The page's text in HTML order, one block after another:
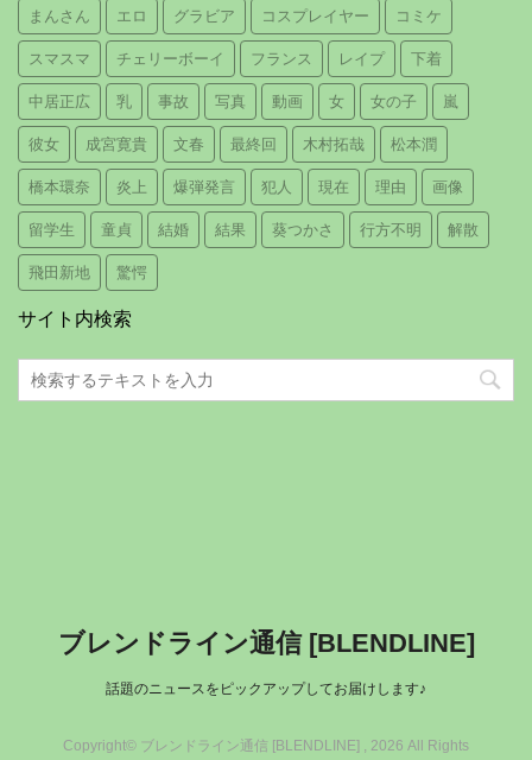
まんさん エロ グラビア コスプレイヤー コミケ
スマスマ チェリーボーイ フランス レイプ 下着
中居正広 乳 事故 写真 動画 女 女の子 嵐
彼女 成宮寛貴 文春 最終回 木村拓哉 松本潤
橋本環奈 炎上 爆弾発言 犯人 現在 理由 画像
留学生 童貞 結婚 結果 葵つかさ 行方不明 解散
飛田新地 驚愕
サイト内検索
ブレンドライン通信 [BLENDLINE]
話題のニュースをピックアップしてお届けします♪
Copyright© ブレンドライン通信 [BLENDLINE] , 2026 All Rights